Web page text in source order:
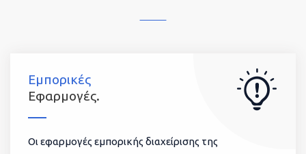
Εμπορικές
Εφαρμογές.
Οι εφαρμογές εμπορικής διαχείρισης της